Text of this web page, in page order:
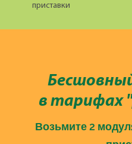
приставки
Бесшовный
в тарифах
Возьмите 2